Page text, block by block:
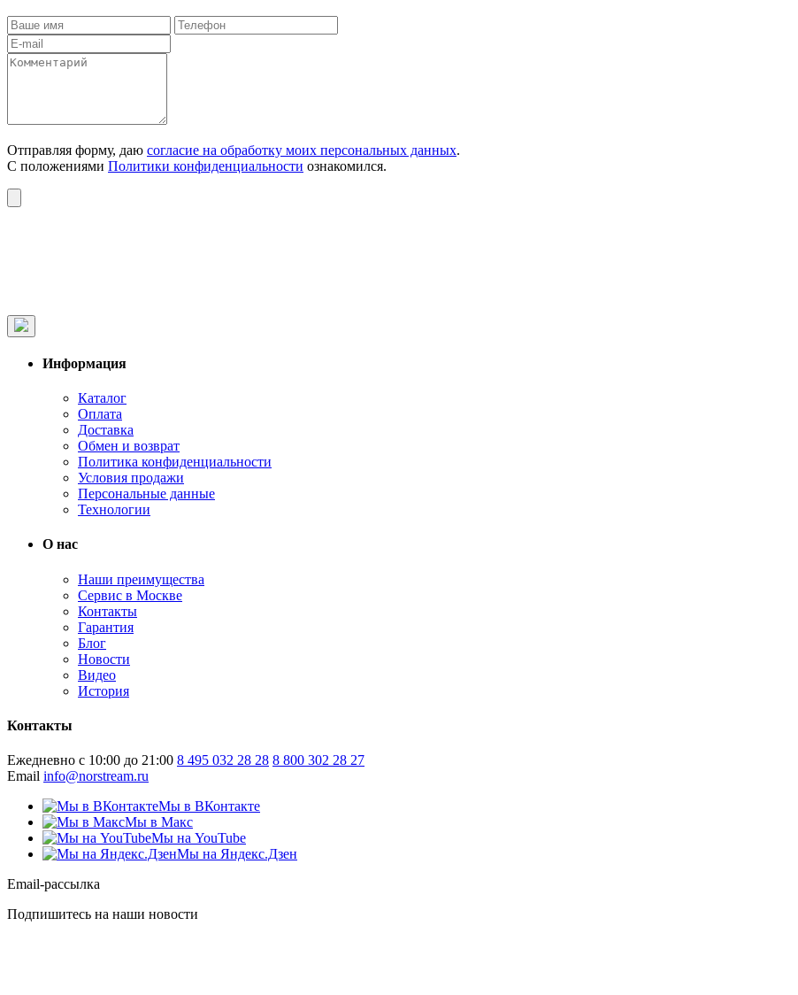
Отправляя форму, даю согласие на обработку моих персональных данных.
С положениями Политики конфиденциальности ознакомился.
Информация
Каталог
Оплата
Доставка
Обмен и возврат
Политика конфиденциальности
Условия продажи
Персональные данные
Технологии
О нас
Наши преимущества
Сервис в Москве
Контакты
Гарантия
Блог
Новости
Видео
История
Контакты
Ежедневно с 10:00 до 21:00 8 495 032 28 28 8 800 302 28 27
Email info@norstream.ru
Мы в ВКонтакте
Мы в Макс
Мы на YouTube
Мы на Яндекс.Дзен
Email-рассылка
Подпишитесь на наши новости